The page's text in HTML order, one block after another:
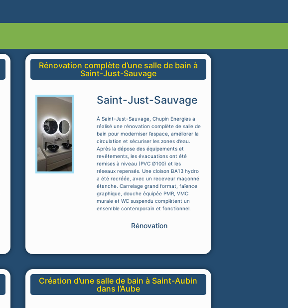
Rénovation complète d’une salle de bain à
Saint-Just-Sauvage
Saint-Just-Sauvage
À Saint-Just-Sauvage, Chupin Energies a
réalisé une rénovation complète de salle de
bain pour moderniser l’espace, améliorer la
circulation et sécuriser les zones d’eau.
Après la dépose des équipements et
revêtements, les évacuations ont été
remises à niveau (PVC Ø100) et les
réseaux repensés. Une cloison BA13 hydro
a été recréée, avec un receveur maçonné
étanche. Carrelage grand format, faïence
graphique, douche équipée PMR, VMC
murale et WC suspendu complètent un
ensemble contemporain et fonctionnel.
Rénovation
Création d’une salle de bain à Saint-Aubin
dans l’Aube